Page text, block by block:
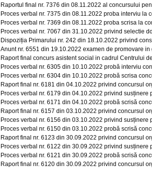
Raportul final nr. 7376 din 08.11.2022 al concursului
Proces verbal nr. 7375 din 08.11.2022 proba interviu la
Proces verbal nr. 7369 din 08.11.2022 proba scrisa la
Proces verbal nr. 7067 din 31.10.2022 privind selectie
Dispoziția Primarului nr. 242 din 18.10.2022 privind
Anunt nr. 6551 din 19.10.2022 examen de promovare in
Raport final concurs asistent social in cadrul Centrului
Proces verbal nr. 6305 din 10.10.2022 probă interviu
Proces verbal nr. 6304 din 10.10.2022 probă scrisa
Raport final nr. 6181 din 04.10.2022 privind concursul
Proces verbal nr. 6179 din 04.10.2022 privind
Proces verbal nr. 6171 din 04.10.2022 probă scrisă
Raport final nr. 6157 din 03.10.2022 privind concursul
Proces verbal nr. 6156 din 03.10.2022 privind
Proces verbal nr. 6150 din 03.10.2022 probă scrisă
Raport final nr. 6123 din 30.09.2022 privind concursul
Proces verbal nr. 6122 din 30.09.2022 privind
Proces verbal nr. 6121 din 30.09.2022 probă scrisă
Raport final nr. 6120 din 30.09.2022 privind concursul